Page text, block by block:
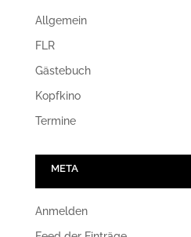
Allgemein
FLR
Gästebuch
Kopfkino
Termine
META
Anmelden